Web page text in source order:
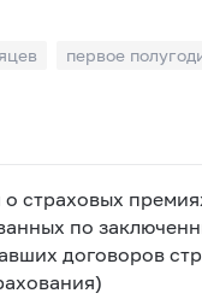
первое
страховых
по
договоров